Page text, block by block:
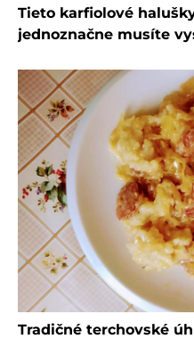
Tieto karfiolové
jednoznačne musíte
Tradičné terchovské